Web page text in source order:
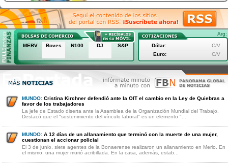
Arg:
MERV Boves N100 DJ S&P Dólar:
C/V
Euro:
C/V
MUNDO: Cristina Kirchner defendió ante la OIT el cambio en la Ley de Quiebras a
favor de los trabajadores
La jefe de Estado diserta ante la Asamblea de la Organización Mundial del Trabajo.
Destacó que el "sostenimiento del vínculo laboral" es un elemento "...
MUNDO: A 12 días de un allanamiento que terminó con la muerte de una mujer,
cuestionan el accionar policial
El 3 de junio, siete agentes de la Bonaerense realizaron un allanamiento en Merlo. En
el mismo, una mujer murió acribillada. En la casa, además, estab...